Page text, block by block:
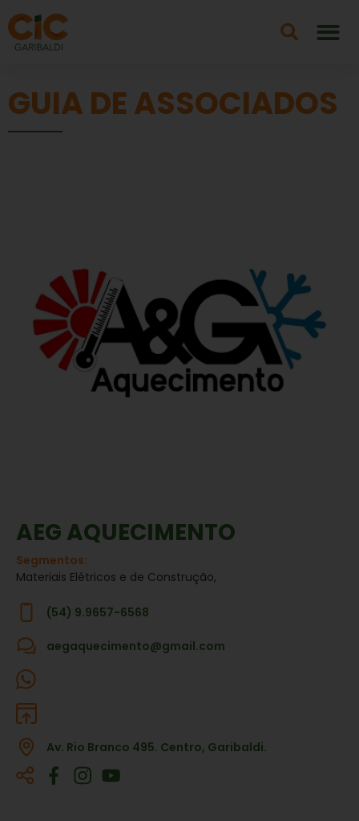
GUIA DE ASSOCIADOS
AEG AQUECIMENTO
Segmentos:
Materiais Elétricos e de Construção,
(54) 9.9657-6568
aegaquecimento@gmail.com
Av. Rio Branco 495. Centro, Garibaldi.